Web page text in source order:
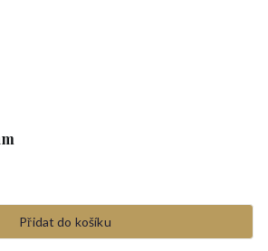
Přidat do košíku